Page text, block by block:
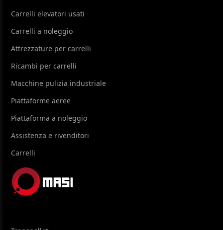
Carrelli elevatori usati
Carrelli a noleggio
Attrezzature per carrelli
Ricambi per carrelli
Macchine pulizia industriale
Piattaforme aeree
Piattaforma a noleggio
Assistenza e rivenditori
Carrelli